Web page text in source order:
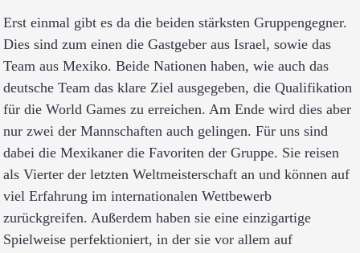
Erst einmal gibt es da die beiden stärksten Gruppengegner.
Dies sind zum einen die Gastgeber aus Israel, sowie das
Team aus Mexiko. Beide Nationen haben, wie auch das
deutsche Team das klare Ziel ausgegeben, die Qualifikation
für die World Games zu erreichen. Am Ende wird dies aber
nur zwei der Mannschaften auch gelingen. Für uns sind
dabei die Mexikaner die Favoriten der Gruppe. Sie reisen
als Vierter der letzten Weltmeisterschaft an und können auf
viel Erfahrung im internationalen Wettbewerb
zurückgreifen. Außerdem haben sie eine einzigartige
Spielweise perfektioniert, in der sie vor allem auf